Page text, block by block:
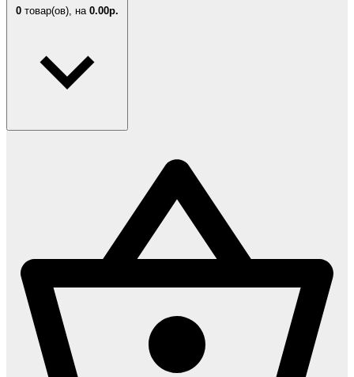
0 товар(ов), на 0.00р.